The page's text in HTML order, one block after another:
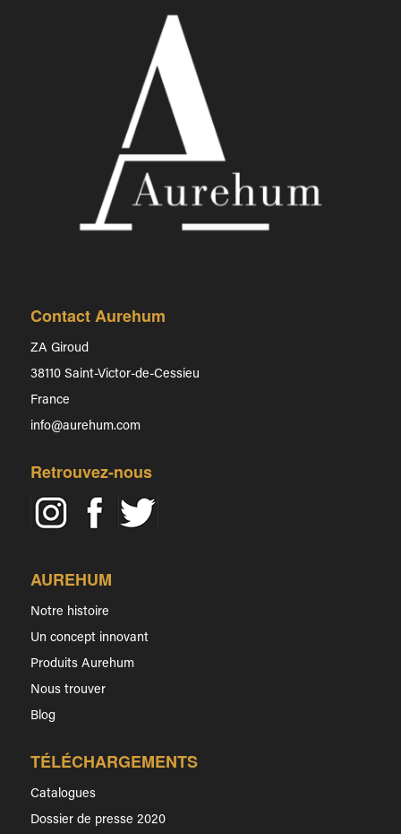
Contact Aurehum
ZA Giroud
38110 Saint-Victor-de-Cessieu
France
info@aurehum.com
Retrouvez-nous
AUREHUM
Notre histoire
Un concept innovant
Produits Aurehum
Nous trouver
Blog
TÉLÉCHARGEMENTS
Catalogues
Dossier de presse 2020